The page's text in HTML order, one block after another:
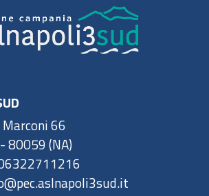
Marconi 66
80059 (NA)